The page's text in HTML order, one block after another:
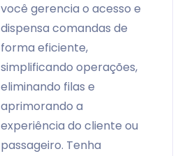
você gerencia o acesso e
dispensa comandas de
forma eficiente,
simplificando operações,
eliminando filas e
aprimorando a
experiência do cliente ou
passageiro. Tenha